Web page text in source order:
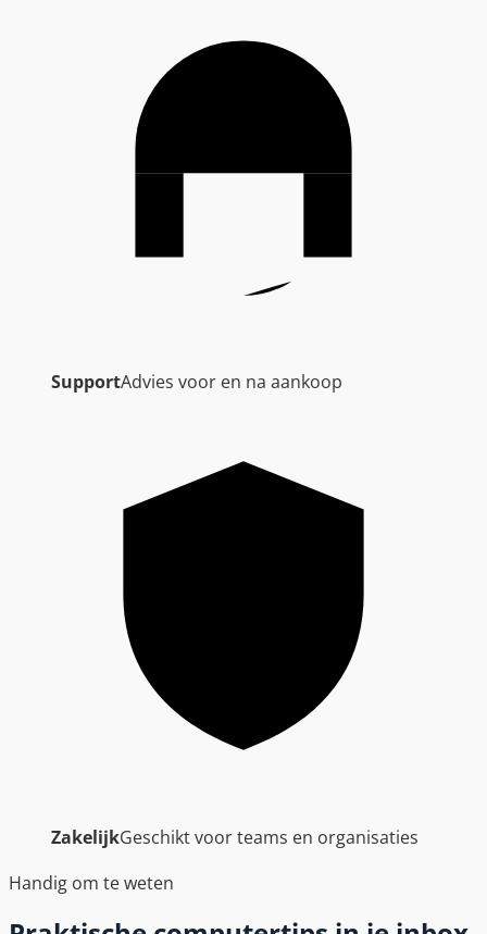
SupportAdvies voor en na aankoop
ZakelijkGeschikt voor teams en organisaties
Handig om te weten